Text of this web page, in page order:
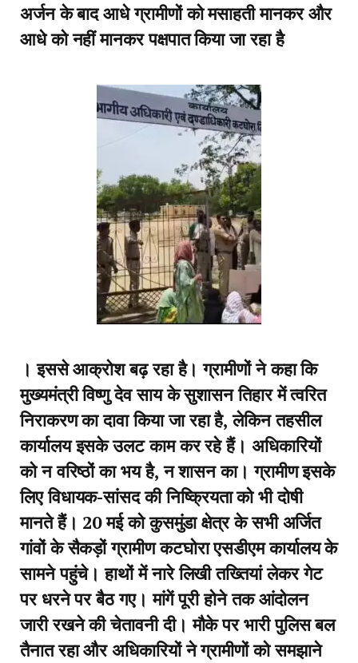
अर्जन के बाद आधे ग्रामीणों को मसाहती मानकर और
आधे को नहीं मानकर पक्षपात किया जा रहा है
। इससे आक्रोश बढ़ रहा है। ग्रामीणों ने कहा कि
मुख्यमंत्री विष्णु देव साय के सुशासन तिहार में त्वरित
निराकरण का दावा किया जा रहा है, लेकिन तहसील
कार्यालय इसके उलट काम कर रहे हैं। अधिकारियों
को न वरिष्ठों का भय है, न शासन का। ग्रामीण इसके
लिए विधायक-सांसद की निष्क्रियता को भी दोषी
मानते हैं। 20 मई को कुसमुंडा क्षेत्र के सभी अर्जित
गांवों के सैकड़ों ग्रामीण कटघोरा एसडीएम कार्यालय के
सामने पहुंचे। हाथों में नारे लिखी तख्तियां लेकर गेट
पर धरने पर बैठ गए। मांगें पूरी होने तक आंदोलन
जारी रखने की चेतावनी दी। मौके पर भारी पुलिस बल
तैनात रहा और अधिकारियों ने ग्रामीणों को समझाने